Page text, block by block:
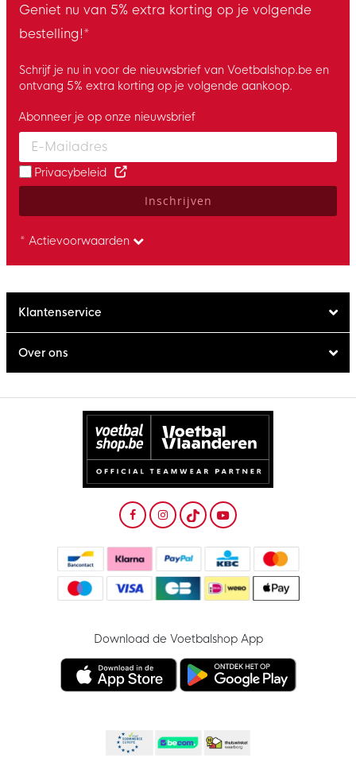
Geniet nu van 5% extra korting op je volgende
bestelling!*
Schrijf je nu in voor de nieuwsbrief van Voetbalshop.be en
ontvang 5% extra korting op je volgende aankoop.
Enter your email and accept the privacy policy to subscribe to
Abonneer je op onze nieuwsbrief
Privacybeleid
Inschrijven
* Actievoorwaarden
Klantenservice
Over ons
Download de Voetbalshop App